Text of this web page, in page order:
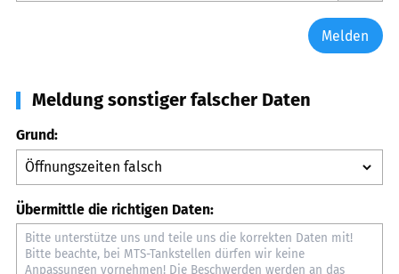
Melden
Meldung sonstiger falscher Daten
Grund:
Übermittle die richtigen Daten: